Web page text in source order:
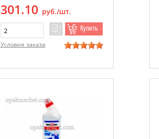
301.10 руб./шт.
Купить
Условия заказа